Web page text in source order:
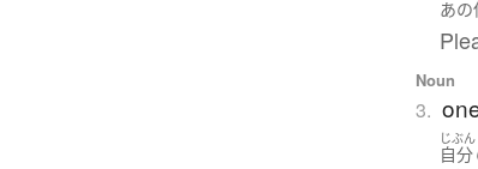
あの
Noun
3.
じぶん
自分